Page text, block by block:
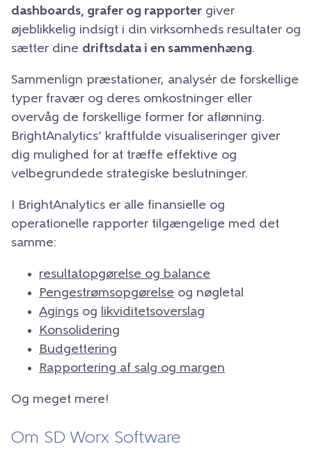
dashboards, grafer og rapporter giver
øjeblikkelig indsigt i din virksomheds resultater og
sætter dine driftsdata i en sammenhæng.
Sammenlign præstationer, analysér de forskellige
typer fravær og deres omkostninger eller
overvåg de forskellige former for aflønning.
BrightAnalytics’ kraftfulde visualiseringer giver
dig mulighed for at træffe effektive og
velbegrundede strategiske beslutninger.
I BrightAnalytics er alle finansielle og
operationelle rapporter tilgængelige med det
samme:
resultatopgørelse og balance
Pengestrømsopgørelse og nøgletal
Agings og likviditetsoverslag
Konsolidering
Budgettering
Rapportering af salg og margen
Og meget mere!
Om SD Worx Software